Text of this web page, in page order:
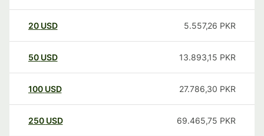
20 USD 5.557,26 PKR
50 USD 13.893,15 PKR
100 USD 27.786,30 PKR
250 USD 69.465,75 PKR